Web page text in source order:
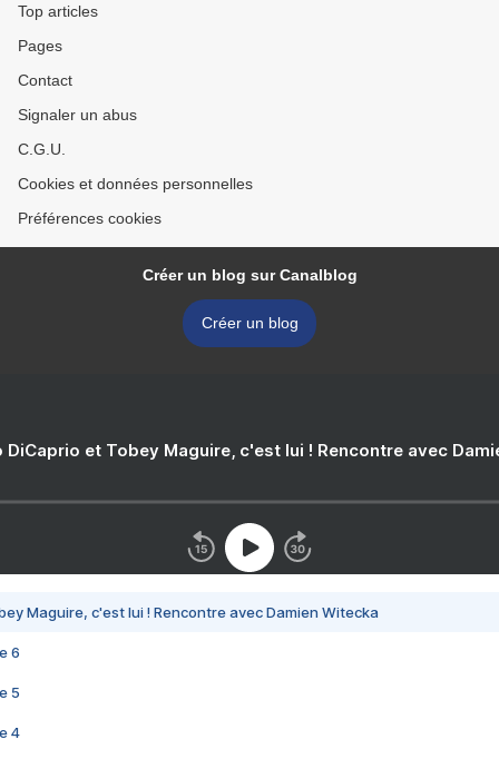
Top articles
Pages
Contact
Signaler un abus
C.G.U.
Cookies et données personnelles
Préférences cookies
Créer un blog sur Canalblog
Créer un blog
DiCaprio et Tobey Maguire, c'est lui ! Rencontre avec
Maguire, c'est lui ! Rencontre avec Damien Witecka
6
5
4